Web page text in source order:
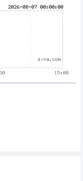
-1.00 -0.01%